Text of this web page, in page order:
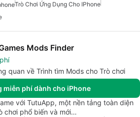
Trò Chơi Ứng Dụng Cho IPhone
Mods Finder
quan về Trình tìm Mods cho Trò chơi
miễn phí dành cho iPhone
với TutuApp, một nền tảng toàn diện
chơi phổ biến và mới…